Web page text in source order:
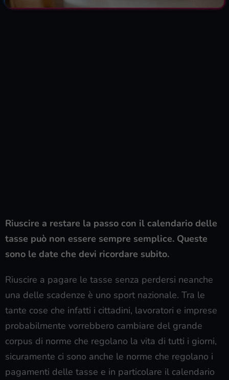
Riuscire a restare la passo con il calendario delle
tasse può non essere sempre semplice. Queste
sono le date che devi ricordare subito.
Riuscire a pagare le tasse senza perdersi neanche
una delle scadenze è uno sport nazionale. Tra le
tante cose che infatti i cittadini, lavoratori e imprese
probabilmente vorrebbero cambiare del grande
corpus di norme che regolano la vita di tutti i giorni,
sicuramente ci sono anche le norme che regolano i
pagamenti delle tasse e in particolare il calendario